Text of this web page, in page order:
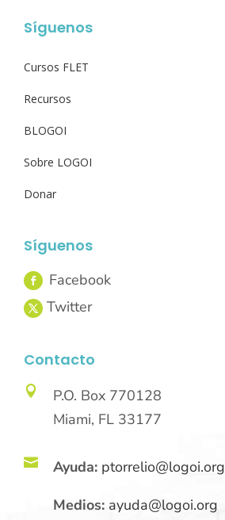
Síguenos
Cursos FLET
Recursos
BLOGOI
Sobre LOGOI
Donar
Síguenos
Contacto

P.O. Box 770128
Miami, FL 33177
 Ayuda: ptorrelio@logoi.org
Medios: ayuda@logoi.org